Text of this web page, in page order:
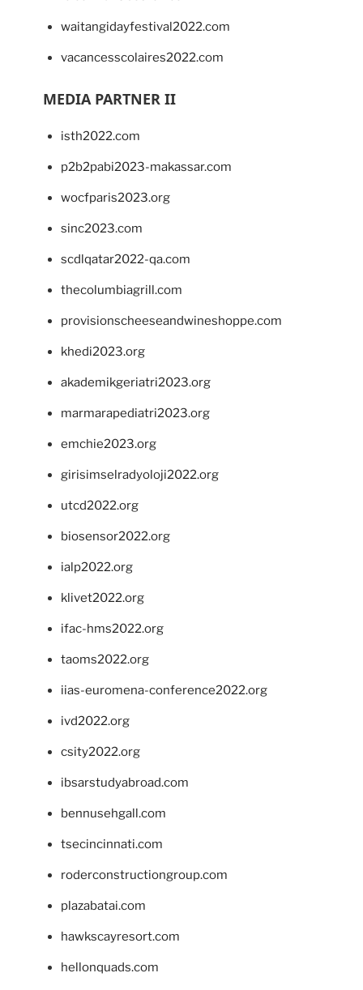
waitangidayfestival2022.com
vacancesscolaires2022.com
MEDIA PARTNER II
isth2022.com
p2b2pabi2023-makassar.com
wocfparis2023.org
sinc2023.com
scdlqatar2022-qa.com
thecolumbiagrill.com
provisionscheeseandwineshoppe.com
khedi2023.org
akademikgeriatri2023.org
marmarapediatri2023.org
emchie2023.org
girisimselradyoloji2022.org
utcd2022.org
biosensor2022.org
ialp2022.org
klivet2022.org
ifac-hms2022.org
taoms2022.org
iias-euromena-conference2022.org
ivd2022.org
csity2022.org
ibsarstudyabroad.com
bennusehgall.com
tsecincinnati.com
roderconstructiongroup.com
plazabatai.com
hawkscayresort.com
hellonquads.com